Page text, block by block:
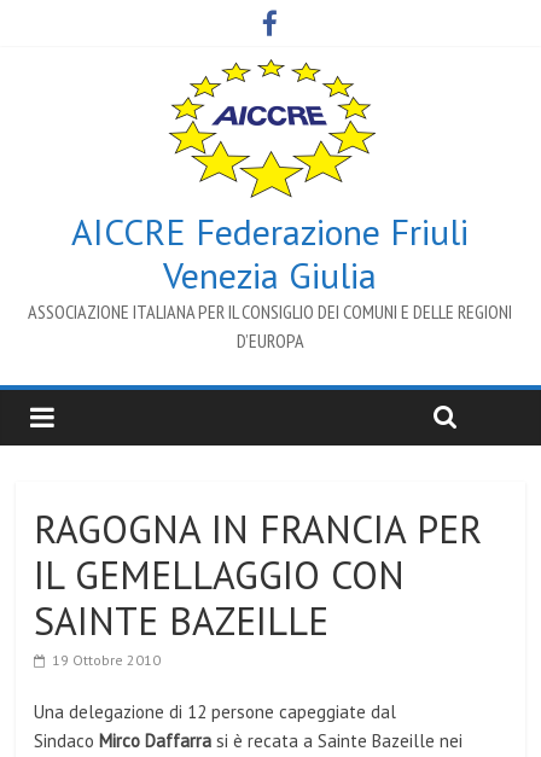
AICCRE Federazione Friuli
Venezia Giulia
ASSOCIAZIONE ITALIANA PER IL CONSIGLIO DEI COMUNI E DELLE REGIONI
D’EUROPA
RAGOGNA IN FRANCIA PER
IL GEMELLAGGIO CON
SAINTE BAZEILLE
19 Ottobre 2010
Una delegazione di 12 persone capeggiate dal
SindacoMirco Daffarra si è recata a Sainte Bazeillenei